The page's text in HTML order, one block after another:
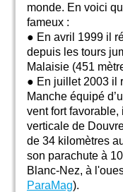
monde. En voici
fameux :
● En avril 1999 il
depuis les tours
Malaisie (451
● En juillet 2003 il
Manche équipé
vent fort favorable,
verticale de
de 34 kilomètres
son parachute à
Blanc-Nez, à
ParaMag).